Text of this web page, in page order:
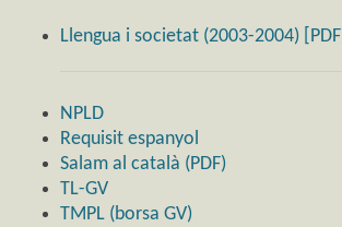
Llengua i societat (2003-2004) [PDF]
NPLD
Requisit espanyol
Salam al català (PDF)
TL-GV
TMPL (borsa GV)